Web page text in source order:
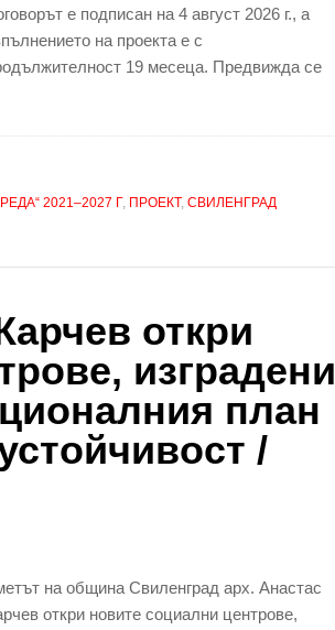
е подписан на 4 август 2026 г., а
на проекта е с
19 месеца. Предвижда се
2021–2027 Г, ПРОЕКТ, СВИЛЕНГРАД
откри
изградени
план
/
на община Свиленград арх. Анастас
откри новите социални центрове,